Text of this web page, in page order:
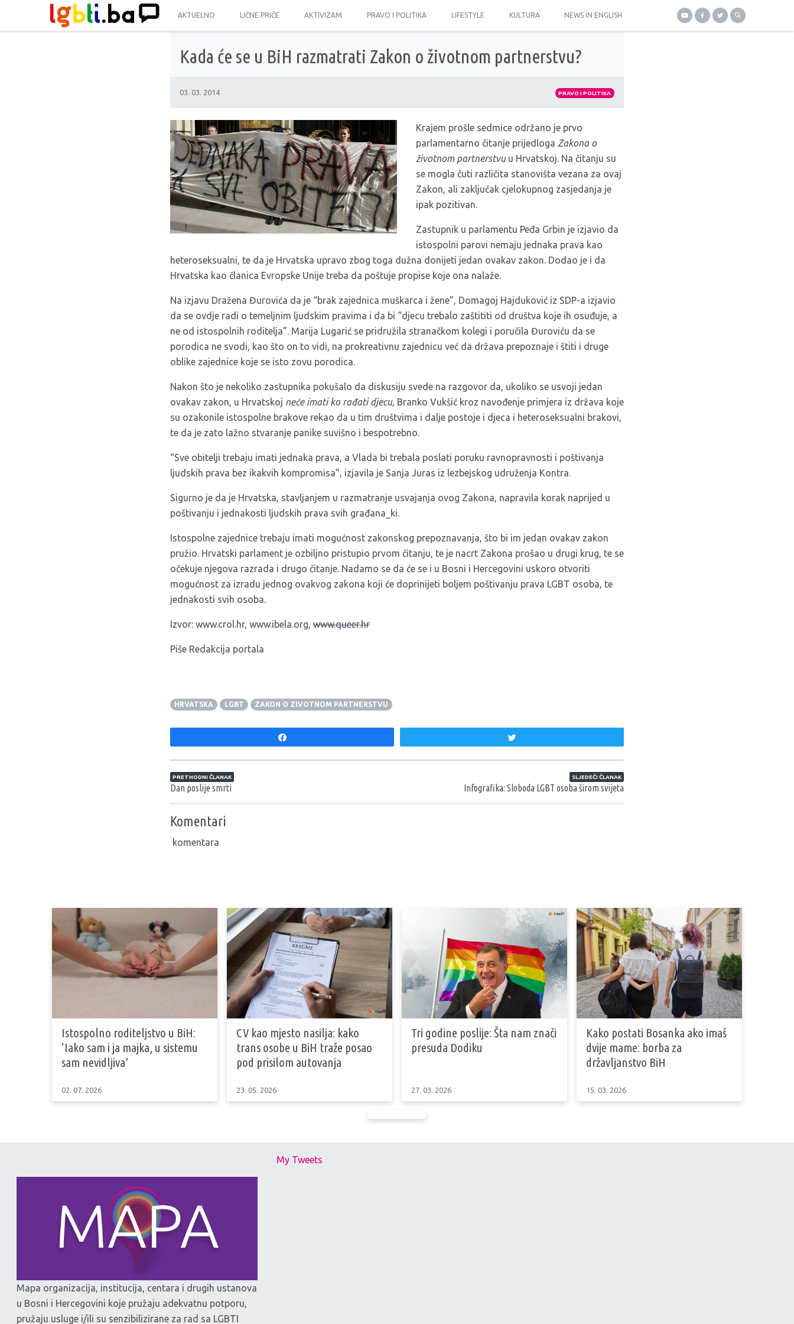
AKTUELNO LIČNE PRIČE AKTIVIZAM PRAVO I POLITIKA LIFESTYLE KULTURA NEWS IN ENGLISH
Kada će se u BiH razmatrati Zakon o životnom partnerstvu?
03. 03. 2014 PRAVO I POLITIKA
Krajem prošle sedmice održano je prvo
parlamentarno čitanje prijedloga Zakona o
životnom partnerstvuu Hrvatskoj. Na čitanju su
se mogla čuti različita stanovišta vezana za ovaj
Zakon, ali zaključak cjelokupnog zasjedanja je
ipak pozitivan.
Zastupnik u parlamentu Peđa Grbin je izjavio da
istospolni parovi nemaju jednaka prava kao
heteroseksualni, te da je Hrvatska upravo zbog toga dužna donijeti jedan ovakav zakon. Dodao je i da
Hrvatska kao članica Evropske Unije treba da poštuje propise koje ona nalaže.
Na izjavu Dražena Đurovića da je “brak zajednica muškarca i žene”, Domagoj Hajduković iz SDP-a izjavio
da se ovdje radi o temeljnim ljudskim pravima i da bi “djecu trebalo zaštititi od društva koje ih osuđuje, a
ne od istospolnih roditelja”. Marija Lugarić se pridružila stranačkom kolegi i poručila Đuroviću da se
porodica ne svodi, kao što on to vidi, na prokreativnu zajednicu već da država prepoznaje i štiti i druge
oblike zajednice koje se isto zovu porodica.
Nakon što je nekoliko zastupnika pokušalo da diskusiju svede na razgovor da, ukoliko se usvoji jedan
ovakav zakon, u Hrvatskoj neće imati ko rađati djecu, Branko Vukšić kroz navođenje primjera iz država koje
su ozakonile istospolne brakove rekao da u tim društvima i dalje postoje i djeca i heteroseksualni brakovi,
te da je zato lažno stvaranje panike suvišno i bespotrebno.
“Sve obitelji trebaju imati jednaka prava, a Vlada bi trebala poslati poruku ravnopravnosti i poštivanja
ljudskih prava bez ikakvih kompromisa”, izjavila je Sanja Juras iz lezbejskog udruženja Kontra.
Sigurno je da je Hrvatska, stavljanjem u razmatranje usvajanja ovog Zakona, napravila korak naprijed u
poštivanju i jednakosti ljudskih prava svih građana_ki.
Istospolne zajednice trebaju imati mogućnost zakonskog prepoznavanja, što bi im jedan ovakav zakon
pružio. Hrvatski parlament je ozbiljno pristupio prvom čitanju, te je nacrt Zakona prošao u drugi krug, te se
očekuje njegova razrada i drugo čitanje. Nadamo se da će se i u Bosni i Hercegovini uskoro otvoriti
mogućnost za izradu jednog ovakvog zakona koji će doprinijeti boljem poštivanju prava LGBT osoba, te
jednakosti svih osoba.
Izvor: www.crol.hr, www.ibela.org, www.queer.hr
Piše Redakcija portala
HRVATSKA LGBT ZAKON O ZIVOTNOM PARTNERSTVU
Navigacija članaka
PRETHODNI ČLANAK
Dan poslije smrti
SLJEDEĆI ČLANAK
Infografika: Sloboda LGBT osoba širom svijeta
Komentari
komentara
Istospolno roditeljstvo u BiH:
‘Iako sam i ja majka, u sistemu
sam nevidljiva’
02. 07. 2026
CV kao mjesto nasilja: kako
trans osobe u BiH traže posao
pod prisilom autovanja
23. 05. 2026
Tri godine poslije: Šta nam znači
presuda Dodiku
27. 03. 2026
Kako postati Bosanka ako imaš
dvije mame: borba za
državljanstvo BiH
15. 03. 2026
Mapa organizacija, institucija, centara i drugih ustanova
u Bosni i Hercegovini koje pružaju adekvatnu potporu,
pružaju usluge i/ili su senzibilizirane za rad sa LGBTI
My Tweets